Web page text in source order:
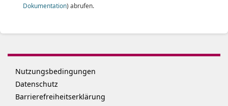
Dokumentation) abrufen.
Nutzungsbedingungen
Datenschutz
Barrierefreiheitserklärung